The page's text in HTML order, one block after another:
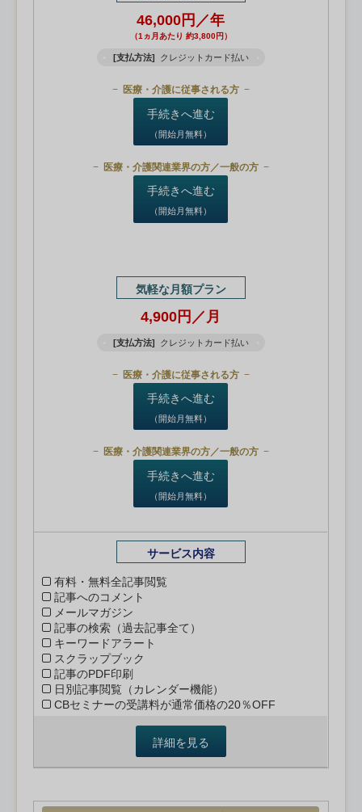
46,000円／年
（1ヵ月あたり 約3,800円）
[支払方法] クレジットカード払い
医療・介護に従事される方
手続きへ進む
（開始月無料）
医療・介護関連業界の方／一般の方
手続きへ進む
（開始月無料）
気軽な月額プラン
4,900円／月
[支払方法] クレジットカード払い
医療・介護に従事される方
手続きへ進む
（開始月無料）
医療・介護関連業界の方／一般の方
手続きへ進む
（開始月無料）
サービス内容
有料・無料全記事閲覧
記事へのコメント
メールマガジン
記事の検索（過去記事全て）
キーワードアラート
スクラップブック
記事のPDF印刷
日別記事閲覧（カレンダー機能）
CBセミナーの受講料が通常価格の20％OFF
詳細を見る